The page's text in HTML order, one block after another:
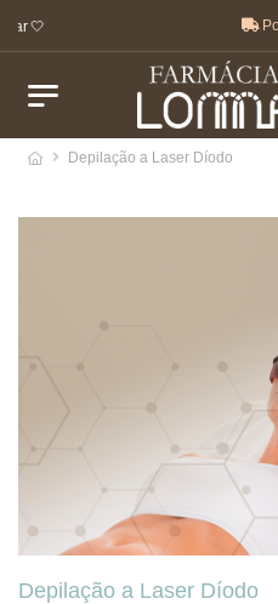
🤍
Depilação a Laser Díodo
Depilação a Laser Díodo